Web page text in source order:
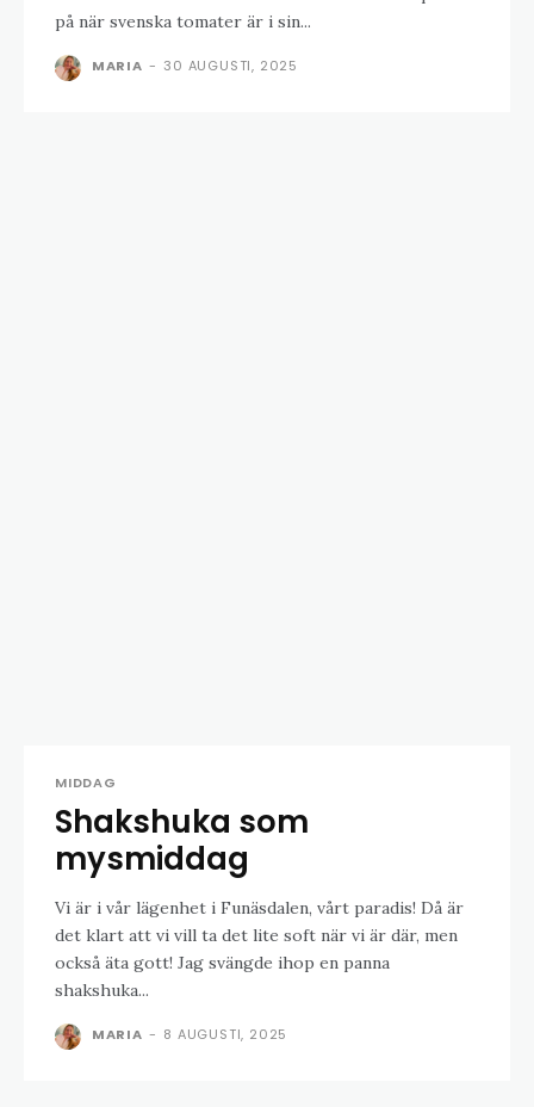
på när svenska tomater är i sin...
MARIA - 30 AUGUSTI, 2025
MIDDAG
Shakshuka som
mysmiddag
Vi är i vår lägenhet i Funäsdalen, vårt paradis! Då är
det klart att vi vill ta det lite soft när vi är där, men
också äta gott! Jag svängde ihop en panna
shakshuka...
MARIA - 8 AUGUSTI, 2025